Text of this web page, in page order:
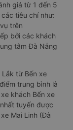
giá từ 1 đến 5
tiêu chí như:
trên
bởi các khách
tâm Đà Nẵng
từ Bến xe
trung bình là
khách Bến xe
tuyến được
Mai Linh (Đà